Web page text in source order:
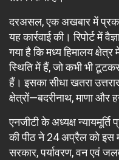
दरअसल, एक अखबार में
यह कार्रवाई की। रिपोर्ट में
गया है कि मध्य हिमालय
स्थिति में हैं, जो कभी भी
हैं। इसका सीधा खतरा
क्षेत्रों—बदरीनाथ, माणा और
एनजीटी के अध्यक्ष
की पीठ ने 24 अप्रैल को इस
सरकार, पर्यावरण, वन एवं